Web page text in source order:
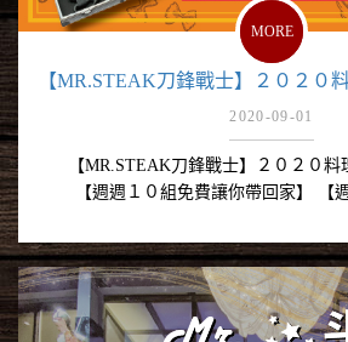
【MR.STEAK刀鋒戰士】２０２０
2020-09-01
【MR.STEAK刀鋒戰士】２０２０料
【週週１０組免費讓你帶回家】 【
MORE